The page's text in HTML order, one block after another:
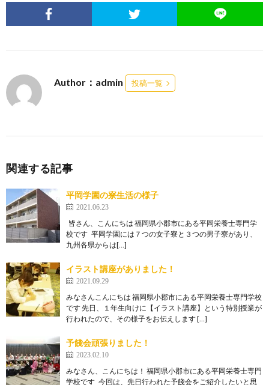
Author：admin 投稿一覧
関連する記事
平岡学園の寮生活の様子
2021.06.23
皆さん、こんにちは 福岡県小郡市にある平岡栄養士専門学
校です 平岡学園には７つの女子寮と３つの男子寮があり、
九州各県からは[…]
イラスト講座がありました！
2021.09.29
みなさんこんにちは 福岡県小郡市にある平岡栄養士専門学校
です 先日、１年生向けに【イラスト講座】という特別授業が
行われたので、その様子をお伝えします […]
予餞会頑張りました！
2023.02.10
みなさん、こんにちは！ 福岡県小郡市にある平岡栄養士専門
学校です 今回は、先日行われた予餞会をご紹介したいと思